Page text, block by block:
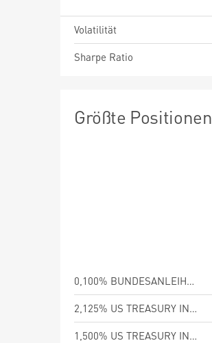
Volatilität
Sharpe Ratio
Größte Positionen
0,100% BUNDESANLEIHE INFL. LINKED 15.04.2046
2,125% US TREASURY INFL. LINKED 15.02.2040
1,500% US TREASURY INFL. LINKED 15.02.2053